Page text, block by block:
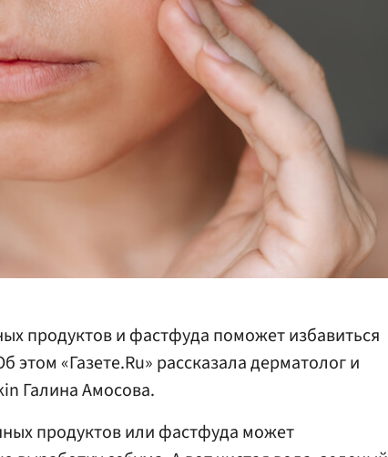
продуктов и фастфуда поможет избавиться
этом «Газете.Ru» рассказала дерматолог и
Галина Амосова.
продуктов или фастфуда может